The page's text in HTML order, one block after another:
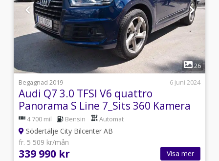
26
Begagnad 2019
6 juni 2024
Audi Q7 3.0 TFSI V6 quattro
Panorama S Line 7_Sits 360 Kamera
4 700 mil Bensin Automat
Södertälje City Bilcenter AB
fr. 5 509 kr/mån
339 990 kr Visa mer